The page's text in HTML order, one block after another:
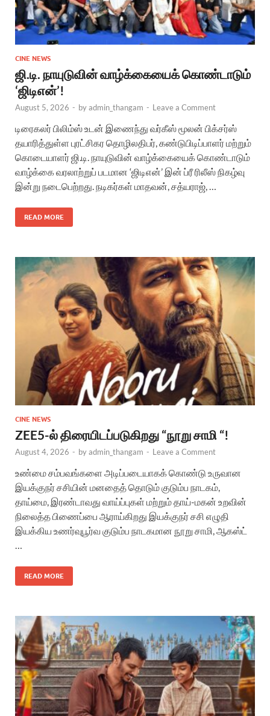
CINE NEWS
ஜி.டி. நாயுடுவின் வாழ்க்கையைக் கொண்டாடும்
‘ஜிடிஎன்’!
August 5, 2026 - byadmin_thangam - Leave a Comment
டிரைகலர் பிலிம்ஸ் உடன் இணைந்து வர்கீஸ் மூலன் பிக்சர்ஸ்
தயாரித்துள்ள புரட்சிகர தொழிலதிபர், கண்டுபிடிப்பாளர் மற்றும்
கொடையாளர் ஜி.டி. நாயுடுவின் வாழ்க்கையைக் கொண்டாடும்
வாழ்க்கை வரலாற்றுப் படமான ‘ஜிடிஎன்’ இன் ப்ரீ ரிலீஸ் நிகழ்வு
இன்று நடைபெற்றது. நடிகர்கள் மாதவன், சத்யராஜ், …
READ MORE
CINE NEWS
ZEE5-ல் திரையிடப்படுகிறது “நூறு சாமி “!
August 4, 2026 - byadmin_thangam - Leave a Comment
உண்மை சம்பவங்களை அடிப்படையாகக் கொண்டு உருவான
இயக்குநர் சசியின் மனதைத் தொடும் குடும்ப நாடகம்,
தாய்மை, இரண்டாவது வாய்ப்புகள் மற்றும் தாய்-மகன் உறவின்
நிலைத்த பிணைப்பை ஆராய்கிறது இயக்குநர் சசி எழுதி
இயக்கிய உணர்வுபூர்வ குடும்ப நாடகமான நூறு சாமி, ஆகஸ்ட்
…
READ MORE